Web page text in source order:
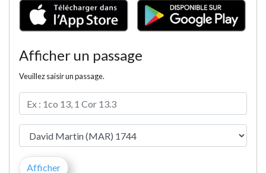
Afficher un passage
Veuillez saisir un passage.